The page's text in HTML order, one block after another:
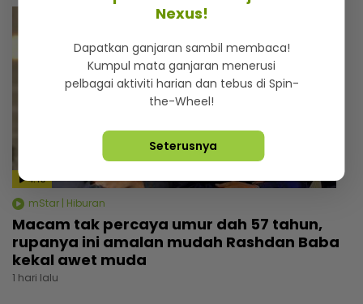
4:18
mStar | Hiburan
Macam tak percaya umur dah 57 tahun,
rupanya ini amalan mudah Rashdan Baba
kekal awet muda
1 hari lalu
Nexus!
Dapatkan ganjaran sambil membaca!
Kumpul mata ganjaran menerusi
pelbagai aktiviti harian dan tebus di Spin-
the-Wheel!
Seterusnya